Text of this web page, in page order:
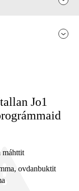
Jo1
máhttit
ovdanbuktit